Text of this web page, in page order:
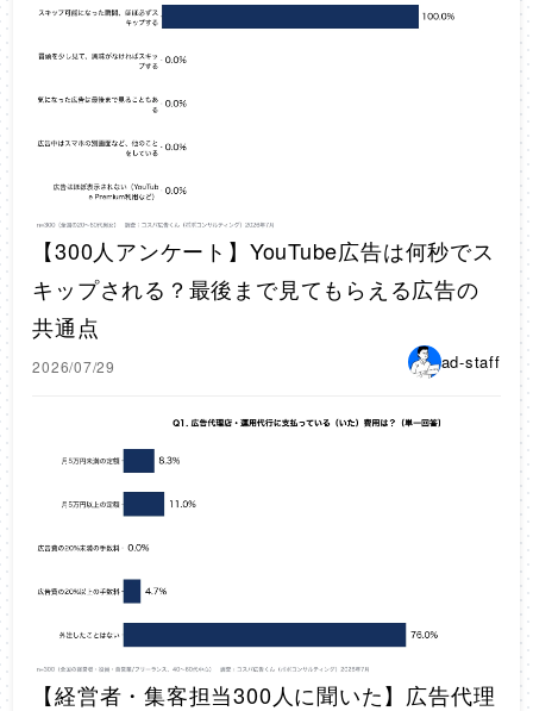
【300人アンケート】YouTube広告は何秒でス
キップされる？最後まで見てもらえる広告の
共通点
2026/07/29 ad-staff
【経営者・集客担当300人に聞いた】広告代理